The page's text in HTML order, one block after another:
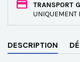
TRANSPORT
UNIQUEMENT
DESCRIPTION